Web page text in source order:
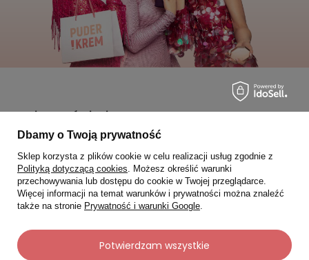
Moje zamówienia
Status zamówienia
Śledzenie przesyłki
Chcę zareklamować produkt
Chcę zwrócić produkt
Chcę wymienić towar
Dbamy o Twoją prywatność
Sklep korzysta z plików cookie w celu realizacji usług zgodnie z
Polityką dotyczącą cookies. Możesz określić warunki
przechowywania lub dostępu do cookie w Twojej przeglądarce.
Więcej informacji na temat warunków i prywatności można znaleźć
także na stronie Prywatność i warunki Google.
Potwierdzam wszystkie